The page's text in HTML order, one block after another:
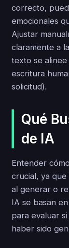
correcto,
emocionales
Ajustar
claramente a
texto se
escritura
solicitud).
Qué
de IA
Entender
crucial, ya que
al generar o
IA se basan
para evaluar
haber sido